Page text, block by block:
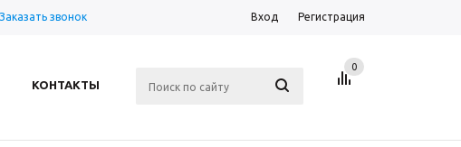
Заказать звонок Вход Регистрация
КОНТАКТЫ
0